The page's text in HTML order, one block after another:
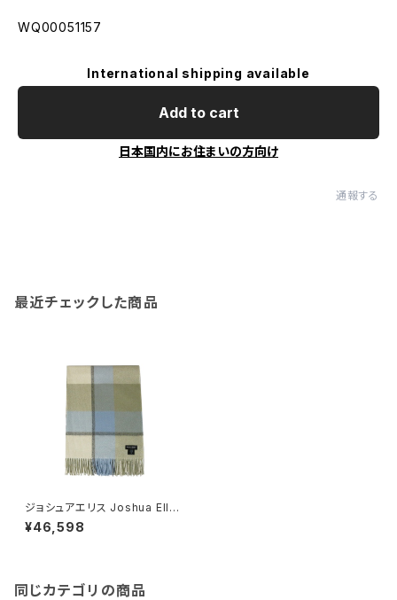
WQ00051157
International shipping available
Add to cart
日本国内にお住まいの方向け
通報する
最近チェックした商品
ジョシュアエリス Joshua Ellis
レディース マフラー BEIGE スト
ール カシミヤ CPG51798
¥46,598
同じカテゴリの商品